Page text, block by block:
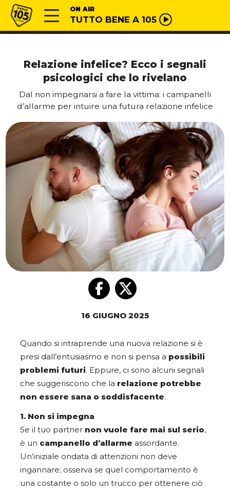
Vai al contenuto
Radio 105 ON AIR
TUTTO BENE A 105
Relazione infelice? Ecco i segnali
psicologici che lo rivelano
Dal non impegnarsi a fare la vittima: i campanelli
d’allarme per intuire una futura relazione infelice
16 GIUGNO 2025
Quando si intraprende una nuova relazione si è
presi dall’entusiasmo e non si pensa a possibili
problemi futuri. Eppure, ci sono alcuni segnali
che suggeriscono che la relazione potrebbe
non essere sana o soddisfacente.
1. Non si impegna
Se il tuo partner non vuole fare mai sul serio,
è un campanello d’allarme assordante.
Un’iniziale ondata di attenzioni non deve
ingannare; osserva se quel comportamento è
una costante o solo un trucco per ottenere ciò